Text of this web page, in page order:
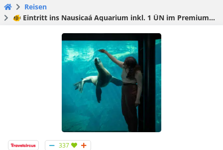
Reisen
🐠 Eintritt ins Nausicaá Aquarium inkl. 1 ÜN im Premium Hotel ab 89€ p.P.
337